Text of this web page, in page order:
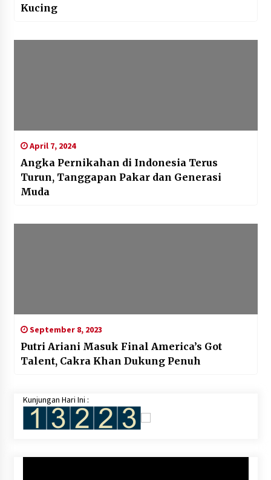
Kucing
April 7, 2024
Angka Pernikahan di Indonesia Terus
Turun, Tanggapan Pakar dan Generasi
Muda
September 8, 2023
Putri Ariani Masuk Final America’s Got
Talent, Cakra Khan Dukung Penuh
Kunjungan Hari Ini :